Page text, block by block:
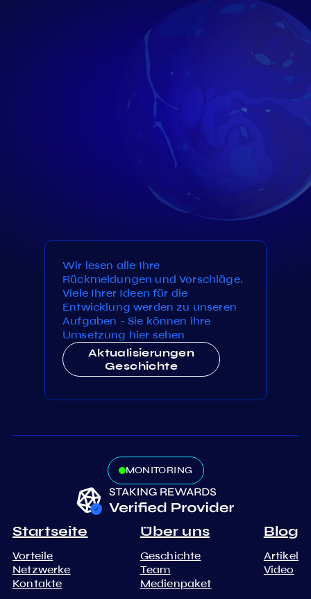
Wir lesen alle Ihre
Rückmeldungen und Vorschläge.
Viele Ihrer Ideen für die
Entwicklung werden zu unseren
Aufgaben - Sie können ihre
Umsetzung hier sehen
Aktualisierungen
Geschichte
MONITORING
Startseite
Vorteile
Netzwerke
Kontakte
Über uns
Geschichte
Team
Medienpaket
Blog
Artikel
Video